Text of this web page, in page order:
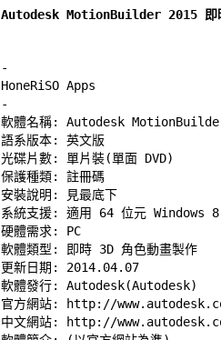
Autodesk MotionBuilder 2015 即
-
-
軟體名稱: Autodesk
語系版本: 英文版
光碟片數: 單片裝(單面 DVD)
保護種類: 註冊碼
安裝說明:
見最底下
系統支援: 適用 64 位元 Windows
硬體需求: PC
軟體類型: 即時 3D 角色動畫製作
更新日期: 2014.04.07
軟體發行: Autodesk(Autodesk)
官方網站: http://
中文網站: http://